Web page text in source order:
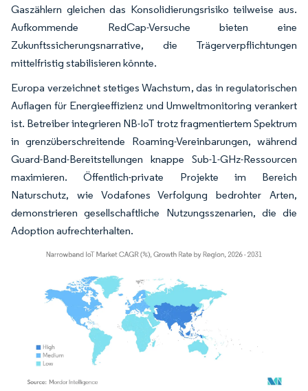
Gaszählern gleichen das Konsolidierungsrisiko teilweise aus.
Aufkommende RedCap-Versuche bieten eine
Zukunftssicherungsnarrative, die Trägerverpflichtungen
mittelfristig stabilisieren könnte.
Europa verzeichnet stetiges Wachstum, das in regulatorischen
Auflagen für Energieeffizienz und Umweltmonitoring verankert
ist. Betreiber integrieren NB-IoT trotz fragmentiertem Spektrum
in grenzüberschreitende Roaming-Vereinbarungen, während
Guard-Band-Bereitstellungen knappe Sub-1-GHz-Ressourcen
maximieren. Öffentlich-private Projekte im Bereich
Naturschutz, wie Vodafones Verfolgung bedrohter Arten,
demonstrieren gesellschaftliche Nutzungsszenarien, die die
Adoption aufrechterhalten.